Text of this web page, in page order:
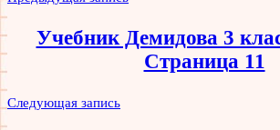
по
записям
Учебник Демидова 3
Страница 11
Следующая запись